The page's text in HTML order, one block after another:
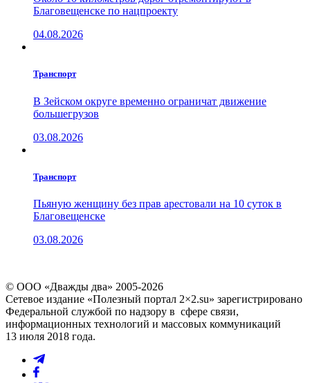
Благовещенске по нацпроекту
04.08.2026
Транспорт
В Зейском округе временно ограничат движение
большегрузов
03.08.2026
Транспорт
Пьяную женщину без прав арестовали на 10 суток в
Благовещенске
03.08.2026
© ООО «Дважды два» 2005-2026
Сетевое издание «Полезный портал 2×2.su» зарегистрировано
Федеральной службой по надзору в сфере связи,
информационных технологий и массовых коммуникаций
13 июля 2018 года.